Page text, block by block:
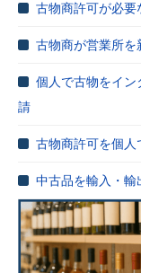
古物商許可が必要
古物商が営業所を
個人で古物をイン
請
古物商許可を個人
中古品を輸入・輸